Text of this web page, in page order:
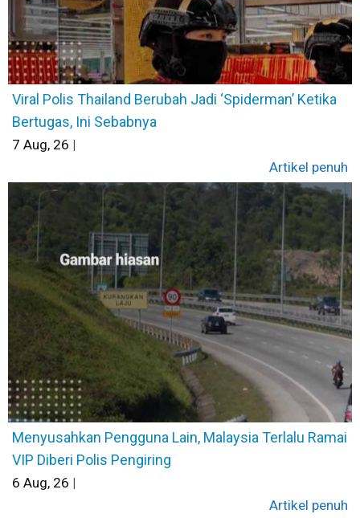
Viral Polis Thailand Berubah Jadi ‘Spiderman’ Ketika
Bertugas, Ini Sebabnya
7 Aug, 26 |
Artikel penuh
Menyusahkan Pengguna Lain, Malaysia Terlalu Ramai
VIP Diberi Polis Pengiring
6 Aug, 26 |
Artikel penuh